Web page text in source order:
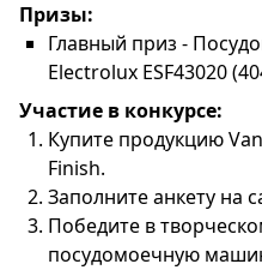
Призы:
Главный приз -
Electrolux ESF43020
Участие в конкурсе:
Купите продукцию
Finish.
Заполните анкету на
Победите в
посудомоечную